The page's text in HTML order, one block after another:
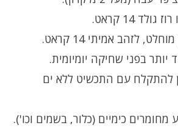
14 קראט.
לזהב אמיתי 14 קראט.
יותר בפני שחיקה יומיומית.
להתקלח עם התכשיט ללא ים
כימיים (כלור, בשמים וכו').